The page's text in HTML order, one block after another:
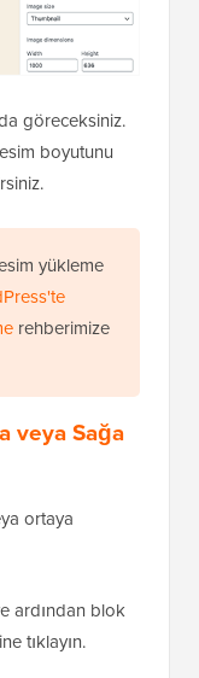
göreceksiniz.
boyutunu
yükleme
rehberimize
veya Sağa
ortaya
ardından blok
tıklayın.